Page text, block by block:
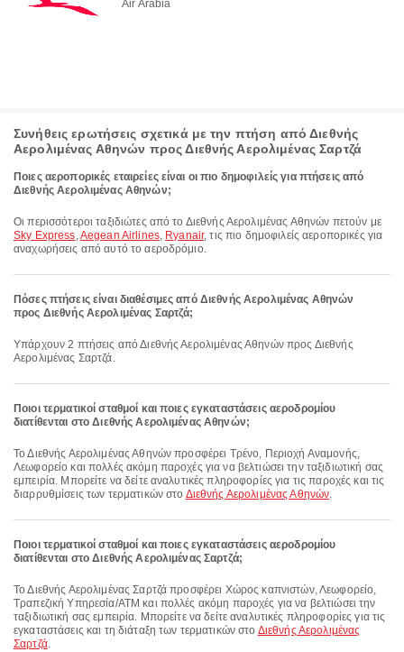
Air Arabia
Συνήθεις ερωτήσεις σχετικά με την πτήση από Διεθνής
Αερολιμένας Αθηνών προς Διεθνής Αερολιμένας Σαρτζά
Ποιες αεροπορικές εταιρείες είναι οι πιο δημοφιλείς για πτήσεις από
Διεθνής Αερολιμένας Αθηνών;
Οι περισσότεροι ταξιδιώτες από το Διεθνής Αερολιμένας Αθηνών πετούν με
Sky Express,Aegean Airlines, Ryanair, τις πιο δημοφιλείς αεροπορικές για
αναχωρήσεις από αυτό το αεροδρόμιο.
Πόσες πτήσεις είναι διαθέσιμες από Διεθνής Αερολιμένας Αθηνών
προς Διεθνής Αερολιμένας Σαρτζά;
Υπάρχουν 2 πτήσεις από Διεθνής Αερολιμένας Αθηνών προς Διεθνής
Αερολιμένας Σαρτζά.
Ποιοι τερματικοί σταθμοί και ποιες εγκαταστάσεις αεροδρομίου
διατίθενται στο Διεθνής Αερολιμένας Αθηνών;
Το Διεθνής Αερολιμένας Αθηνών προσφέρει Τρένο, Περιοχή Αναμονής,
Λεωφορείο και πολλές ακόμη παροχές για να βελτιώσει την ταξιδιωτική σας
εμπειρία. Μπορείτε να δείτε αναλυτικές πληροφορίες για τις παροχές και τις
διαρρυθμίσεις των τερματικών στο Διεθνής Αερολιμένας Αθηνών.
Ποιοι τερματικοί σταθμοί και ποιες εγκαταστάσεις αεροδρομίου
διατίθενται στο Διεθνής Αερολιμένας Σαρτζά;
Το Διεθνής Αερολιμένας Σαρτζά προσφέρει Χώρος καπνιστών, Λεωφορείο,
Τραπεζική Υπηρεσία/ΑΤΜ και πολλές ακόμη παροχές για να βελτιώσει την
ταξιδιωτική σας εμπειρία. Μπορείτε να δείτε αναλυτικές πληροφορίες για τις
εγκαταστάσεις και τη διάταξη των τερματικών στο Διεθνής Αερολιμένας
Σαρτζά.